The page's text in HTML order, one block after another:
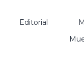
Editorial